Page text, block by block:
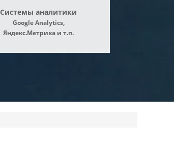
Системы аналитики
Google Analytics,
Яндекс.Метрика и т.п.